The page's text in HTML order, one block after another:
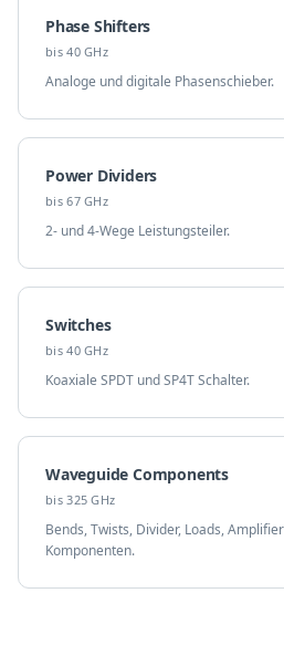
Phase Shifters
bis 40 GHz
Analoge und digitale Phasenschieber.
Power Dividers
bis 67 GHz
2- und 4-Wege Leistungsteiler.
Switches
bis 40 GHz
Koaxiale SPDT und SP4T Schalter.
Waveguide Components
bis 325 GHz
Bends, Twists, Divider, Loads,
Komponenten.